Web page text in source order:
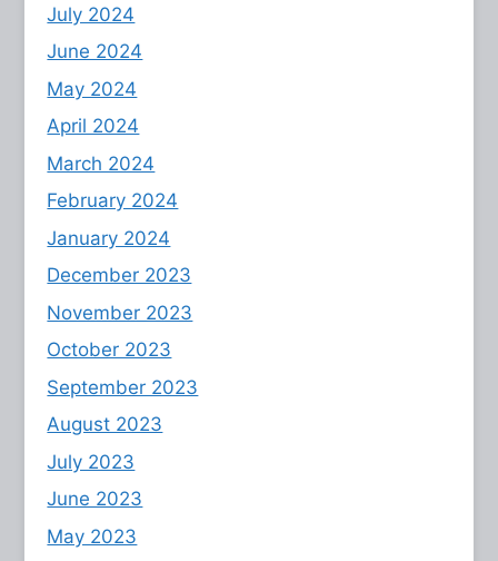
July 2024
June 2024
May 2024
April 2024
March 2024
February 2024
January 2024
December 2023
November 2023
October 2023
September 2023
August 2023
July 2023
June 2023
May 2023